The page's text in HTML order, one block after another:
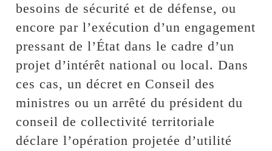
besoins de sécurité et de défense, ou
encore par l’exécution d’un engagement
pressant de l’État dans le cadre d’un
projet d’intérêt national ou local. Dans
ces cas, un décret en Conseil des
ministres ou un arrêté du président du
conseil de collectivité territoriale
déclare l’opération projetée d’utilité